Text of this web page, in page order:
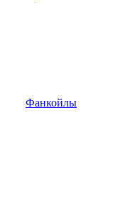
Фанкойлы